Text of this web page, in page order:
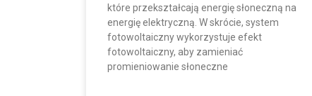
które przekształcają energię słoneczną na
energię elektryczną. W skrócie, system
fotowoltaiczny wykorzystuje efekt
fotowoltaiczny, aby zamieniać
promieniowanie słoneczne